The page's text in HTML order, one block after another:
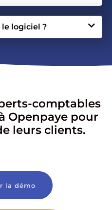
logiciel ?
comptables
Openpaye pour
leurs clients.
la démo